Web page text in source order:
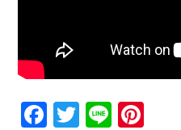
Facebook
Twitter
Line